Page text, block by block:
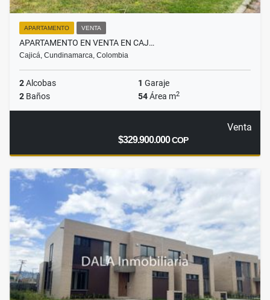
APARTAMENTO VENTA
APARTAMENTO EN VENTA EN CAJ…
Cajicá, Cundinamarca, Colombia
2Alcobas 1 Garaje
2 Baños 54Área m2
Venta
$329.900.000COP